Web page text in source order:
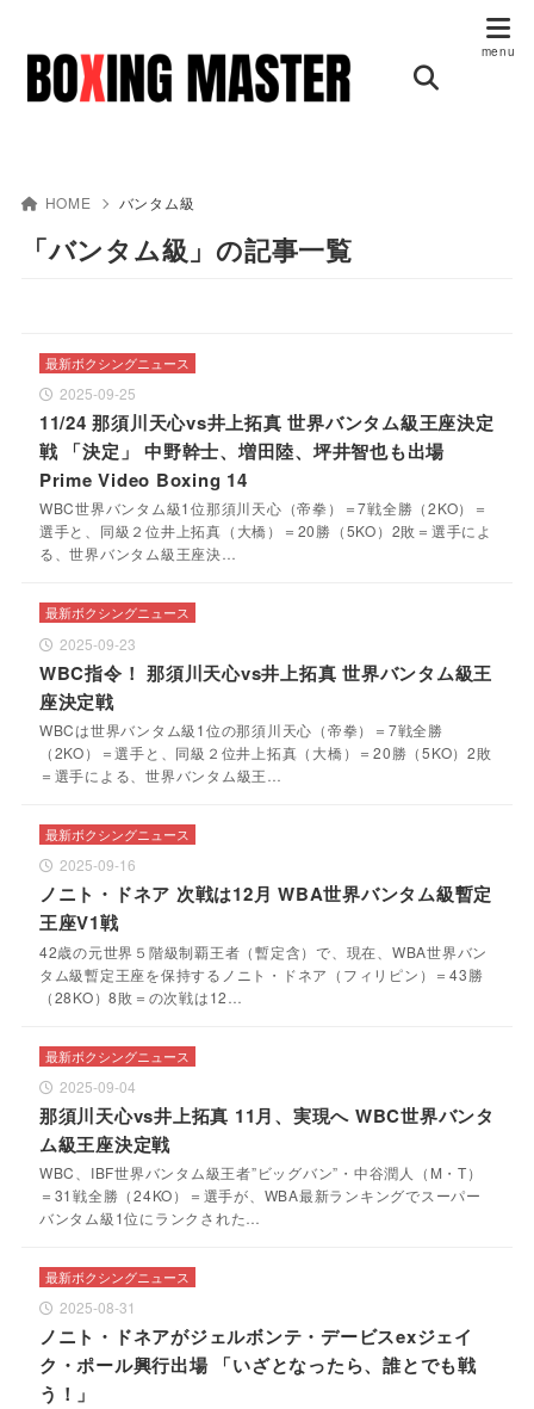
HOME バンタム級
「バンタム級」の記事一覧
最新ボクシングニュース
2025-09-25
11/24 那須川天心vs井上拓真 世界バンタム級王座決定
戦 「決定」 中野幹士、増田陸、坪井智也も出場
Prime Video Boxing 14
WBC世界バンタム級1位那須川天心（帝拳）＝7戦全勝（2KO）＝
選手と、同級２位井上拓真（大橋）＝20勝（5KO）2敗＝選手によ
る、世界バンタム級王座決…
最新ボクシングニュース
2025-09-23
WBC指令！ 那須川天心vs井上拓真 世界バンタム級王
座決定戦
WBCは世界バンタム級1位の那須川天心（帝拳）＝7戦全勝
（2KO）＝選手と、同級２位井上拓真（大橋）＝20勝（5KO）2敗
＝選手による、世界バンタム級王…
最新ボクシングニュース
2025-09-16
ノニト・ドネア 次戦は12月 WBA世界バンタム級暫定
王座V1戦
42歳の元世界５階級制覇王者（暫定含）で、現在、WBA世界バン
タム級暫定王座を保持するノニト・ドネア（フィリピン）＝43勝
（28KO）8敗＝の次戦は12…
最新ボクシングニュース
2025-09-04
那須川天心vs井上拓真 11月、実現へ WBC世界バンタ
ム級王座決定戦
WBC、IBF世界バンタム級王者”ビッグバン”・中谷潤人（M・T）
＝31戦全勝（24KO）＝選手が、WBA最新ランキングでスーパー
バンタム級1位にランクされた…
最新ボクシングニュース
2025-08-31
ノニト・ドネアがジェルボンテ・デービスexジェイ
ク・ポール興行出場 「いざとなったら、誰とでも戦
う！」